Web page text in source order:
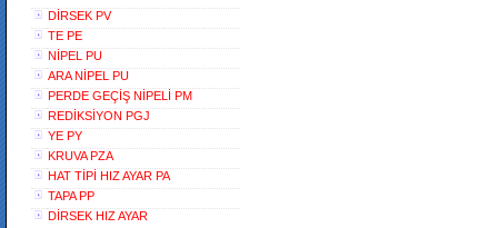
DİRSEK PV
TE PE
NİPEL PU
ARA NİPEL PU
PERDE GEÇİŞ NİPELİ PM
REDİKSİYON PGJ
YE PY
KRUVA PZA
HAT TİPİ HIZ AYAR PA
TAPA PP
DİRSEK HIZ AYAR